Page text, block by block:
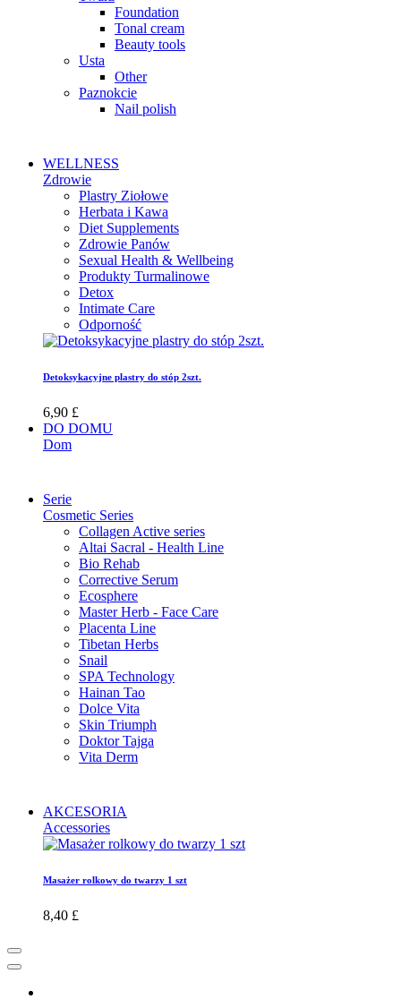
Foundation
Tonal cream
Beauty tools
Usta
Other
Paznokcie
Nail polish
WELLNESS
Zdrowie
Plastry Ziołowe
Herbata i Kawa
Diet Supplements
Zdrowie Panów
Sexual Health & Wellbeing
Produkty Turmalinowe
Detox
Intimate Care
Odporność
Detoksykacyjne plastry do stóp 2szt.
6,90 £
DO DOMU
Dom
Serie
Cosmetic Series
Collagen Active series
Altai Sacral - Health Line
Bio Rehab
Corrective Serum
Ecosphere
Master Herb - Face Care
Placenta Line
Tibetan Herbs
Snail
SPA Technology
Hainan Tao
Dolce Vita
Skin Triumph
Doktor Tajga
Vita Derm
AKCESORIA
Accessories
Masażer rolkowy do twarzy 1 szt
8,40 £